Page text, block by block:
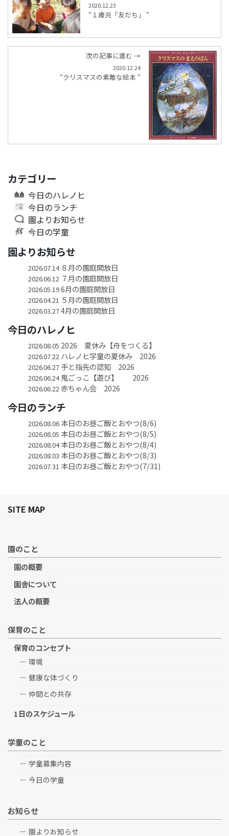
2020.12.23
“１歳児「友だち」 “
次の記事に進む →
2020.12.24
“クリスマスの素敵な絵本 “
カテゴリー
今日のハレノヒ
今日のランチ
園よりお知らせ
今日の学童
園よりお知らせ
2026.07.14８月の園庭開放日
2026.06.12７月の園庭開放日
2026.05.196月の園庭開放日
2026.04.21 ５月の園庭開放日
2026.03.274月の園庭開放日
今日のハレノヒ
2026.08.05 2026 夏休み【舟をつくる】
2026.07.22ハレノヒ学童の夏休み 2026
2026.06.27手と指先の認知 2026
2026.06.24鬼ごっこ【遊び】 2026
2026.06.22赤ちゃん会 2026
今日のランチ
2026.08.06本日のお昼ご飯とおやつ(8/6)
2026.08.05 本日のお昼ご飯とおやつ(8/5)
2026.08.04本日のお昼ご飯とおやつ(8/4)
2026.08.03 本日のお昼ご飯とおやつ(8/3)
2026.07.31 本日のお昼ご飯とおやつ(7/31)
SITE MAP
園のこと
園の概要
園舎について
法人の概要
保育のこと
保育のコンセプト
環境
健康な体づくり
仲間との共存
1日のスケジュール
学童のこと
学童募集内容
今日の学童
お知らせ
園よりお知らせ